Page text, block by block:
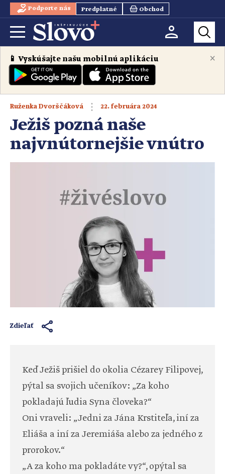
Podporte nás Predplatné Obchod
×
📱 Vyskúšajte našu mobilnú aplikáciu
Ruženka Dvorščáková 22. februára 2024
Ježiš pozná naše
najvnútornejšie vnútro
Zdieľať
Keď Ježiš prišiel do okolia Cézarey Filipovej,
pýtal sa svojich učeníkov: „Za koho
pokladajú ľudia Syna človeka?“
Oni vraveli: „Jedni za Jána Krstiteľa, iní za
Eliáša a iní za Jeremiáša alebo za jedného z
prorokov.“
„A za koho ma pokladáte vy?“, opýtal sa